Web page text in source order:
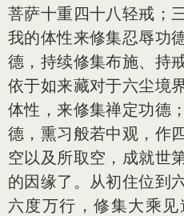
菩萨十重四十八轻戒；
我的体性来修集忍辱功
德，持续修集布施、持
依于如来藏对于六尘境
体性，来修集禅定功德
德，熏习般若中观，作
空以及所取空，成就世
的因缘了。从初住位到
六度万行，修集大乘